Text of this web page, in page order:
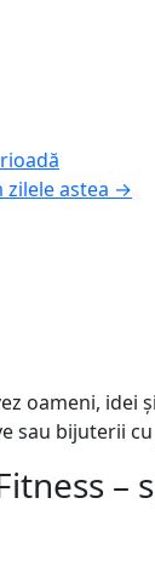
astea →
oameni,
bijuterii